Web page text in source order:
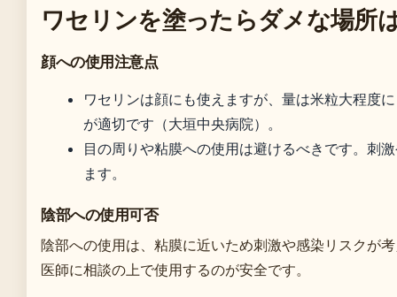
ワセリンを塗ったらダメな場所
顔への使用注意点
ワセリンは顔にも使えますが、量は米粒大程度
が適切です（大垣中央病院）。
目の周りや粘膜への使用は避けるべきです。刺
ます。
陰部への使用可否
陰部への使用は、粘膜に近いため刺激や感染リスクが
医師に相談の上で使用するのが安全です。